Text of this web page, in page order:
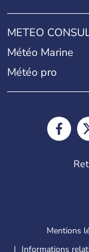
METEO
Météo Marine
Météo pro
Mentions
Informations